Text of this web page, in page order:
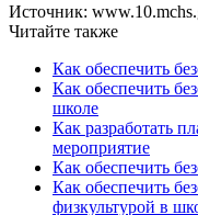
Источник:
Читайте также
Как обеспечить
Как обеспечить
школе
Как разработать
мероприятие
Как обеспечить
Как обеспечить
физкультурой в